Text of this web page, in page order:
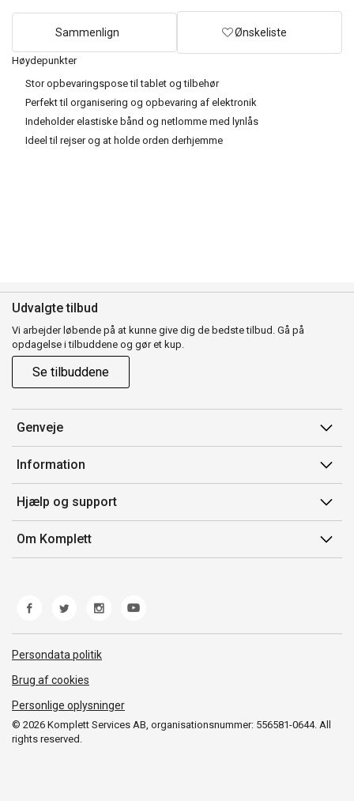
Høydepunkter
Stor opbevaringspose til tablet og tilbehør
Perfekt til organisering og opbevaring af elektronik
Indeholder elastiske bånd og netlomme med lynlås
Ideel til rejser og at holde orden derhjemme
Sammenlign Ønskeliste
Udvalgte tilbud
Vi arbejder løbende på at kunne give dig de bedste tilbud. Gå på
opdagelse i tilbuddene og gør et kup.
Se tilbuddene
Genveje
Min side
Ordrehistorik
Gavekort
Information
Salgsbetingelser
Mærker/producent
Fortrydelsesret
Hjælp og support
Kontakt os
Kundeservice
Fejl/Mangler
Fragt og levering
Om Komplett
© 2026 Komplett Services AB, organisationsnummer: 556581-0644. All
rights reserved.
Persondata politik
Brug af cookies
Personlige oplysninger